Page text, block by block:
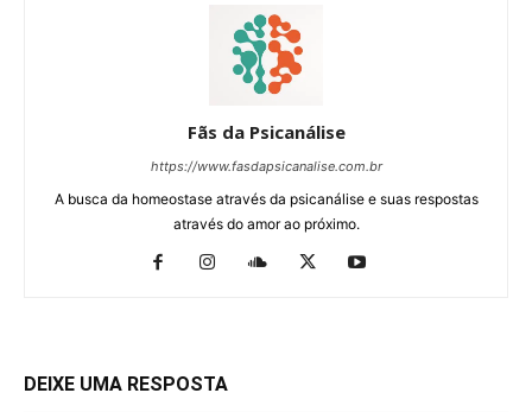
Fãs da Psicanálise
https://www.fasdapsicanalise.com.br
A busca da homeostase através da psicanálise e suas respostas
através do amor ao próximo.
DEIXE UMA RESPOSTA